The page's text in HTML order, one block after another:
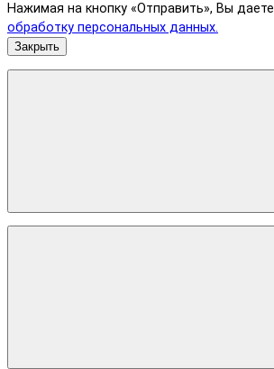
Нажимая на кнопку «Отправить», Вы даете
обработку персональных данных.
Закрыть